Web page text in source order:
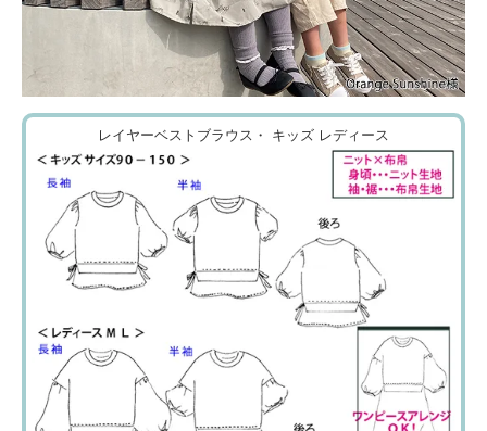
レイヤーベストブラウス・ キッズ レディース